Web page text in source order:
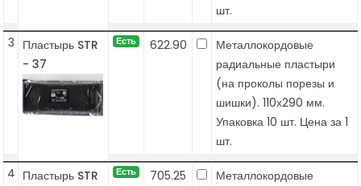
шт.
3 Пластырь STR
- 37
Есть 622.90
Металлокордовые
радиальные пластыри
(на проколы порезы и
шишки). 110х290 мм.
Упаковка 10 шт. Цена за 1
шт.
4 Пластырь STR
Есть 705.25
Металлокордовые